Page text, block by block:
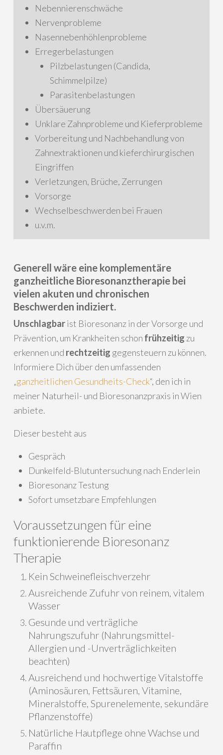
Nebennierenschwäche
Nervenprobleme
Nasennebenhöhlenprobleme
Erregerbelastungen
Pilzbelastungen (Candida,
Schimmelpilze)
Parasitenbelastungen
Übersäuerung
Unklare Zahnprobleme und Kieferprobleme
Vorbereitung und Nachbehandlung von
Zahnextraktionen und kieferchirurgischen
Eingriffen
Verletzungen, Brüche, Zerrungen
Vorsorge
Wechselbeschwerden bei Frauen
u.v.m.
Generell wäre eine komplementäre
ganzheitliche Bioresonanztherapie bei
vielen akuten und chronischen
Beschwerden indiziert.
Unschlagbarist Bioresonanz in der Vorsorge und
Prävention, um Krankheiten schon frühzeitig zu
erkennen und rechtzeitig gegensteuern zu können.
Informiere Dich über den umfassenden
„ganzheitlichen Gesundheits-Check“, den ich in
meiner Naturheil- und Bioresonanzpraxis in Wien
anbiete.
Dieser besteht aus
Gespräch
Dunkelfeld-Blutuntersuchung nach Enderlein
Bioresonanz Testung
Sofort umsetzbare Empfehlungen
Voraussetzungen für eine
funktionierende Bioresonanz
Therapie
Kein Schweinefleischverzehr
Ausreichende Zufuhr von reinem, vitalem
Wasser
Gesunde und verträgliche
Nahrungszufuhr (Nahrungsmittel-
Allergien und -Unverträglichkeiten
beachten)
Ausreichend und hochwertige Vitalstoffe
(Aminosäuren, Fettsäuren, Vitamine,
Mineralstoffe, Spurenelemente, sekundäre
Pflanzenstoffe)
Natürliche Hautpflege ohne Wachse und
Paraffin